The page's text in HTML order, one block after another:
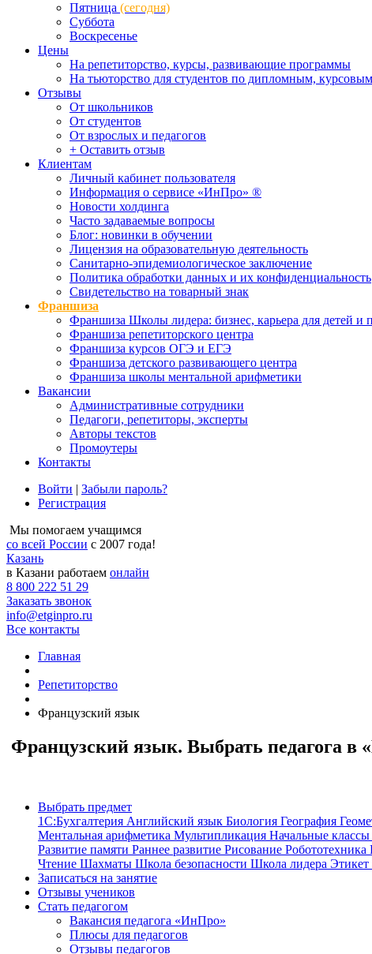
Пятница (сегодня)
Суббота
Воскресенье
Цены
На репетиторство, курсы, развивающие программы
На тьюторство для студентов по дипломным, курсовым
Отзывы
От школьников
От студентов
От взрослых и педагогов
+ Оставить отзыв
Клиентам
Личный кабинет пользователя
Информация о сервисе «ИнПро» ®
Новости холдинга
Часто задаваемые вопросы
Блог: новинки в обучении
Лицензия на образовательную деятельность
Санитарно-эпидемиологическое заключение
Политика обработки данных и их конфиденциальность
Свидетельство на товарный знак
Франшиза
Франшиза Школы лидера: бизнес, карьера для детей и
Франшиза репетиторского центра
Франшиза курсов ОГЭ и ЕГЭ
Франшиза детского развивающего центра
Франшиза школы ментальной арифметики
Вакансии
Административные сотрудники
Педагоги, репетиторы, эксперты
Авторы текстов
Промоутеры
Контакты
Войти | Забыли пароль?
Регистрация
Мы помогаем учащимся
со всей России с 2007 года!
Казань
в Казани работаем онлайн
8 800 222 51 29
Заказать звонок
info@etginpro.ru
Все контакты
Главная
Репетиторство
Французский язык
Французский язык. Выбрать педагога в
Выбрать предмет
1С:Бухгалтерия Английский язык Биология География
Ментальная арифметика Мультипликация Начальные классы
Развитие памяти Раннее развитие Рисование Робототехника
Чтение Шахматы Школа безопасности Школа лидера Этикет
Записаться на занятие
Отзывы учеников
Стать педагогом
Вакансия педагога «ИнПро»
Плюсы для педагогов
Отзывы педагогов